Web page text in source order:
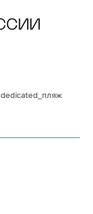
dedicated_пляж